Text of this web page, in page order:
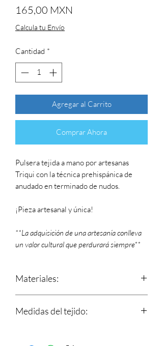
165,00 MXN
Calcula tu Envío
Cantidad *
Agregar al Carrito
Comprar Ahora
Pulsera tejida a mano por artesanas
Triqui con la técnica prehispánica de
anudado en terminado de nudos.
¡Pieza artesanal y única!
**La adquisición de una artesanía conlleva
un valor cultural que perdurará siempre**
Materiales:
corredizo que se ajusta a tu muñeca.
Medidas del tejido:
Ancho: 1.2 cm